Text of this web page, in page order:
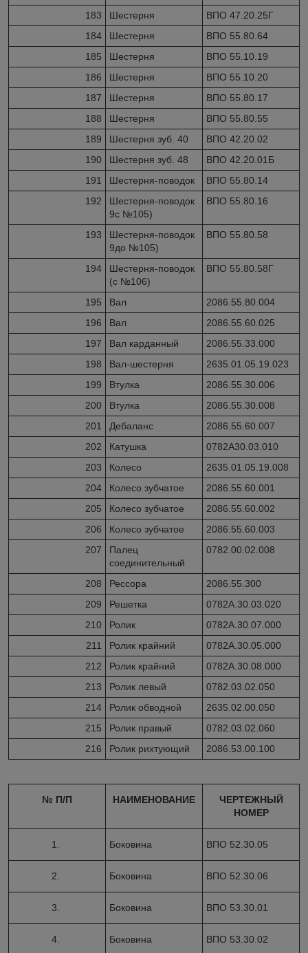
183
Шестерня
ВПО 47.20.25Г
184
Шестерня
ВПО 55.80.64
185
Шестерня
ВПО 55.10.19
186
Шестерня
ВПО 55.10.20
187
Шестерня
ВПО 55.80.17
188
Шестерня
ВПО 55.80.55
189
Шестерня зуб. 40
ВПО 42.20.02
190
Шестерня зуб. 48
ВПО 42.20.01Б
191
Шестерня-поводок
ВПО 55.80.14
192
Шестерня-поводок
9с №105)
ВПО 55.80.16
193
Шестерня-поводок
9до №105)
ВПО 55.80.58
194
Шестерня-поводок
(с №106)
ВПО 55.80.58Г
195 Вал
2086.55.80.004
196
Вал
2086.55.60.025
197
Вал карданный
2086.55.33.000
198
Вал-шестерня
2635.01.05.19.023
199
Втулка
2086.55.30.006
200
Втулка
2086.55.30.008
201
Дебаланс
2086.55.60.007
202
Катушка
0782А30.03.010
203
Колесо
2635.01.05.19.008
204
Колесо зубчатое
2086.55.60.001
205
Колесо зубчатое
2086.55.60.002
206
Колесо зубчатое
2086.55.60.003
207
Палец
соединительный
0782.00.02.008
208 Рессора
2086.55.300
209
Решетка
0782А.30.03.020
210
Ролик
0782А.30.07.000
211
Ролик крайний
0782А.30.05.000
212
Ролик крайний
0782А.30.08.000
213
Ролик левый
0782.03.02.050
214
Ролик обводной
2635.02.00.050
215
Ролик правый
0782.03.02.060
216
Ролик рихтующий 2086.53.00.100
№ П/П НАИМЕНОВАНИЕ
ЧЕРТЕЖНЫЙ
НОМЕР
1. Боковина ВПО 52.30.05
2. Боковина ВПО 52.30.06
3. Боковина ВПО 53.30.01
4. Боковина ВПО 53.30.02